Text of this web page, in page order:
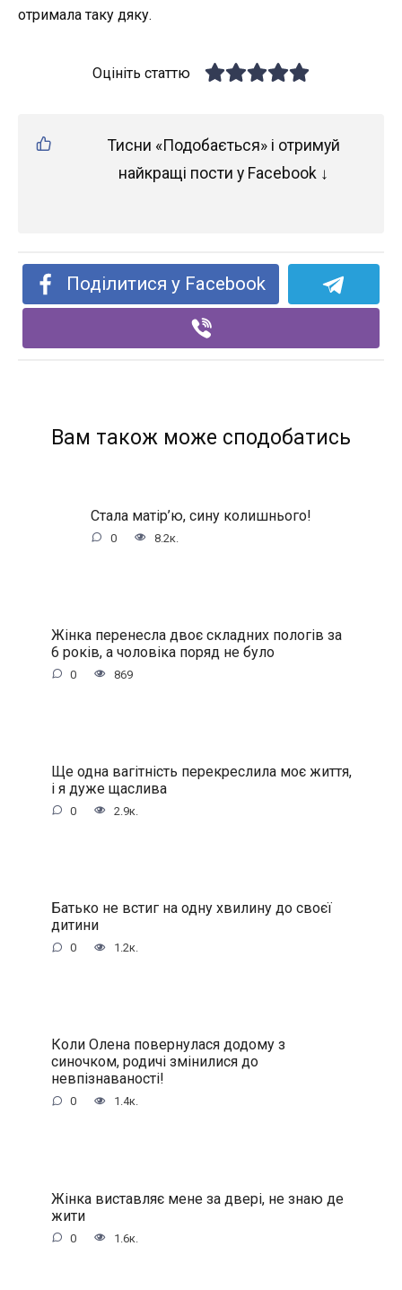
отримала таку дяку.
Оцініть статтю
Тисни «Подобається» і отримуй
найкращі пости у Facebook ↓
Поділитися у Facebook
Вам також може сподобатись
Стала матір’ю, сину колишнього!
0 8.2к.
Жінка перенесла двоє складних пологів за
6 років, а чоловіка поряд не було
0 869
Ще одна вагітність перекреслила моє життя,
і я дуже щаслива
0 2.9к.
Батько не встиг на одну хвилину до своєї
дитини
0 1.2к.
Коли Олена повернулася додому з
синочком, родичі змінилися до
невпізнаваності!
0 1.4к.
Жінка виставляє мене за двері, не знаю де
жити
0 1.6к.